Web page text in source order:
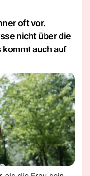
oft vor.
nicht über die
kommt auch auf